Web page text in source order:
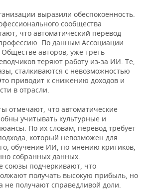
выразили обеспокоенность.
сообщества
что автоматический перевод
По данным Ассоциации
авторов, уже треть
теряют работу из-за ИИ. Те,
сталкиваются с невозможностью
приводит к снижению доходов и
в отрасли.
отмечают, что автоматические
учитывать культурные и
По их словам, перевод требует
который невозможен для
обучение ИИ, по мнению критиков,
собранных данных.
союзы подчеркивают, что
получать высокую прибыль, но
не получают справедливой доли.